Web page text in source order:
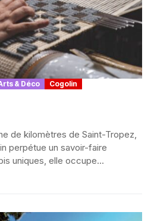
& Déco
Cogolin
de kilomètres de Saint-Tropez,
perpétue un savoir-faire
uniques, elle occupe...